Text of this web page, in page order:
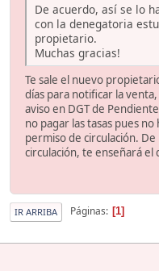
De acuerdo, así se lo
con la denegatoria
propietario.
Muchas gracias!
Te sale el nuevo
días para notificar la
aviso en DGT de
no pagar las tasas pues
permiso de circulación.
circulación, te enseñará
IR ARRIBA Páginas 1